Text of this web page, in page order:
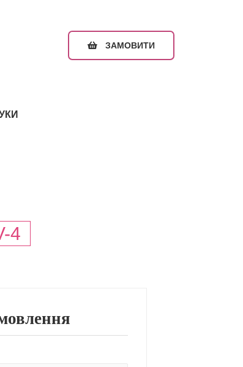
ЗАМОВИТИ
4